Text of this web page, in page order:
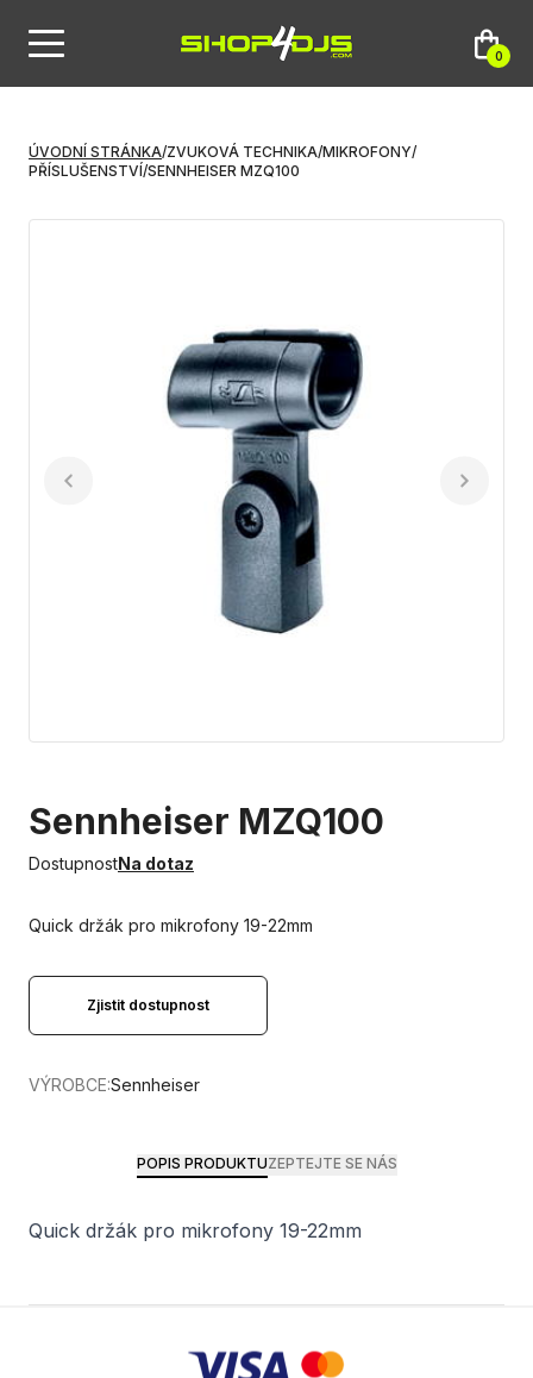
0
ÚVODNÍ STRÁNKA/ZVUKOVÁ TECHNIKA/MIKROFONY/
PŘÍSLUŠENSTVÍ/SENNHEISER MZQ100
Sennheiser MZQ100
DostupnostNa dotaz
Quick držák pro mikrofony 19-22mm
Zjistit dostupnost
VÝROBCE:Sennheiser
POPIS PRODUKTUZEPTEJTE SE NÁS
Quick držák pro mikrofony 19-22mm